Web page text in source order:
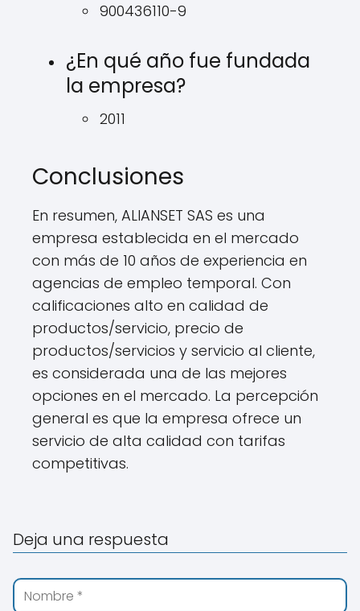
900436110-9
¿En qué año fue fundada
la empresa?
2011
Conclusiones
En resumen, ALIANSET SAS es una
empresa establecida en el mercado
con más de 10 años de experiencia en
agencias de empleo temporal. Con
calificaciones alto en calidad de
productos/servicio, precio de
productos/servicios y servicio al cliente,
es considerada una de las mejores
opciones en el mercado. La percepción
general es que la empresa ofrece un
servicio de alta calidad con tarifas
competitivas.
Deja una respuesta